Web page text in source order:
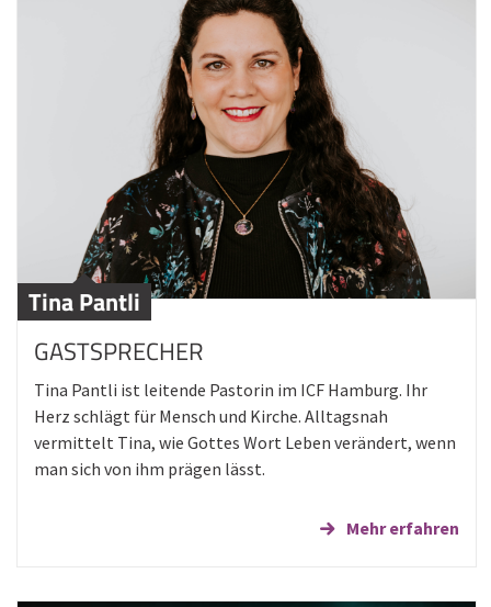
Tina Pantli
GASTSPRECHER
Tina Pantli ist leitende Pastorin im ICF Hamburg. Ihr
Herz schlägt für Mensch und Kirche. Alltagsnah
vermittelt Tina, wie Gottes Wort Leben verändert, wenn
man sich von ihm prägen lässt.
Mehr erfahren